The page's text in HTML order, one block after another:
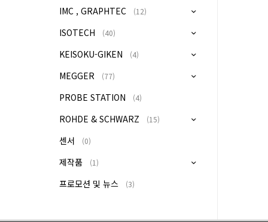
IMC , GRAPHTEC (12)
ISOTECH (40)
KEISOKU-GIKEN (4)
MEGGER (77)
PROBE STATION (4)
ROHDE & SCHWARZ (15)
센서 (0)
제작품 (1)
프로모션 및 뉴스 (3)